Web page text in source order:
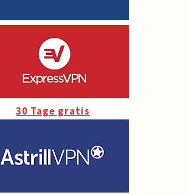
30 Tage gratis